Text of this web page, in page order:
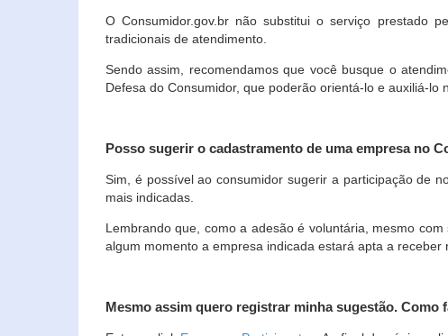
O Consumidor.gov.br não substitui o serviço prestado
tradicionais de atendimento.
Sendo assim, recomendamos que você busque o
Defesa do Consumidor, que poderão orientá-lo e auxiliá-lo
Posso sugerir o cadastramento de uma empresa no
Sim, é possível ao consumidor sugerir a participação de
mais indicadas.
Lembrando que, como a adesão é voluntária, mesmo
algum momento a empresa indicada estará apta a receber
Mesmo assim quero registrar minha sugestão. Como